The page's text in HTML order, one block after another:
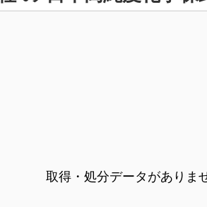
取得・処分データがありま